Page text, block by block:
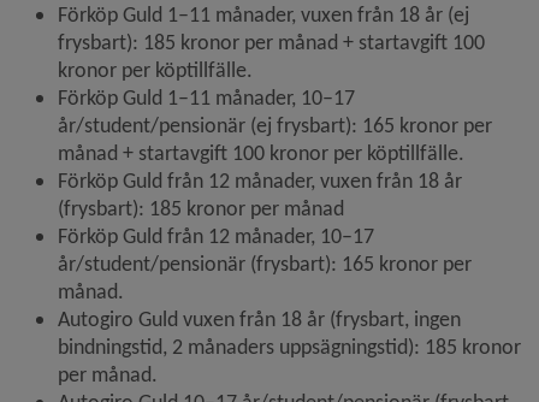
Förköp Guld 1–11 månader, vuxen från 18 år (ej
frysbart): 185 kronor per månad + startavgift 100
kronor per köptillfälle.
Förköp Guld 1–11 månader, 10–17
år/student/pensionär (ej frysbart): 165 kronor per
månad + startavgift 100 kronor per köptillfälle.
Förköp Guld från 12 månader, vuxen från 18 år
(frysbart): 185 kronor per månad
Förköp Guld från 12 månader, 10–17
år/student/pensionär (frysbart): 165 kronor per
månad.
Autogiro Guld vuxen från 18 år (frysbart, ingen
bindningstid, 2 månaders uppsägningstid): 185 kronor
per månad.